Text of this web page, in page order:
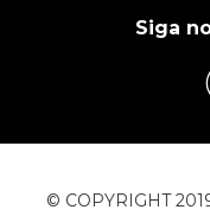
Siga
© COPYRIGHT